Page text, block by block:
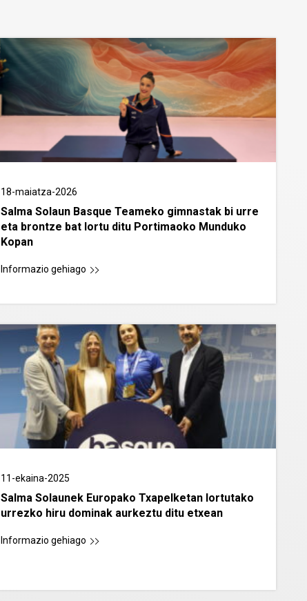
18-maiatza-2026
Salma Solaun Basque Teameko gimnastak bi urre
eta brontze bat lortu ditu Portimaoko Munduko
Kopan
Informazio gehiago
11-ekaina-2025
Salma Solaunek Europako Txapelketan lortutako
urrezko hiru dominak aurkeztu ditu etxean
Informazio gehiago